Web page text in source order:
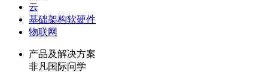
云
基础架构软硬件
物联网
产品及解决方案
非凡国际问学